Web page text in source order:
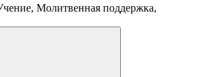
Молитвенная поддержка,